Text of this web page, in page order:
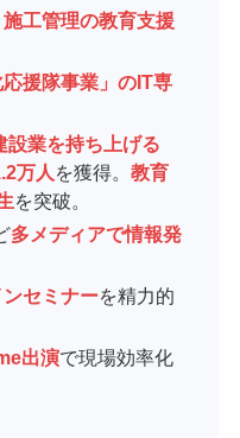
施工管理の教育支援
援隊事業」のIT専
設業を持ち上げる
万人 を獲得。 教育
を突破。
多メディアで情報発
セミナーを精力的
出演で現場効率化